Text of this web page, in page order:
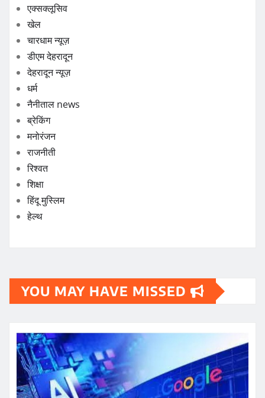
एक्सक्लूसिव
खेल
चारधाम न्यूज़
डीएम देहरादून
देहरादून न्यूज़
धर्म
नैनीताल news
ब्रेकिंग
मनोरंजन
राजनीती
रिश्वत
शिक्षा
हिंदू मुस्लिम
हेल्थ
YOU MAY HAVE MISSED